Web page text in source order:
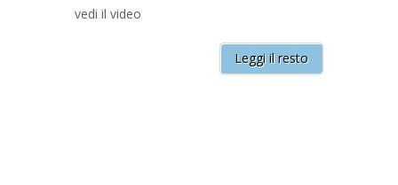
vedi il video
Leggi il resto